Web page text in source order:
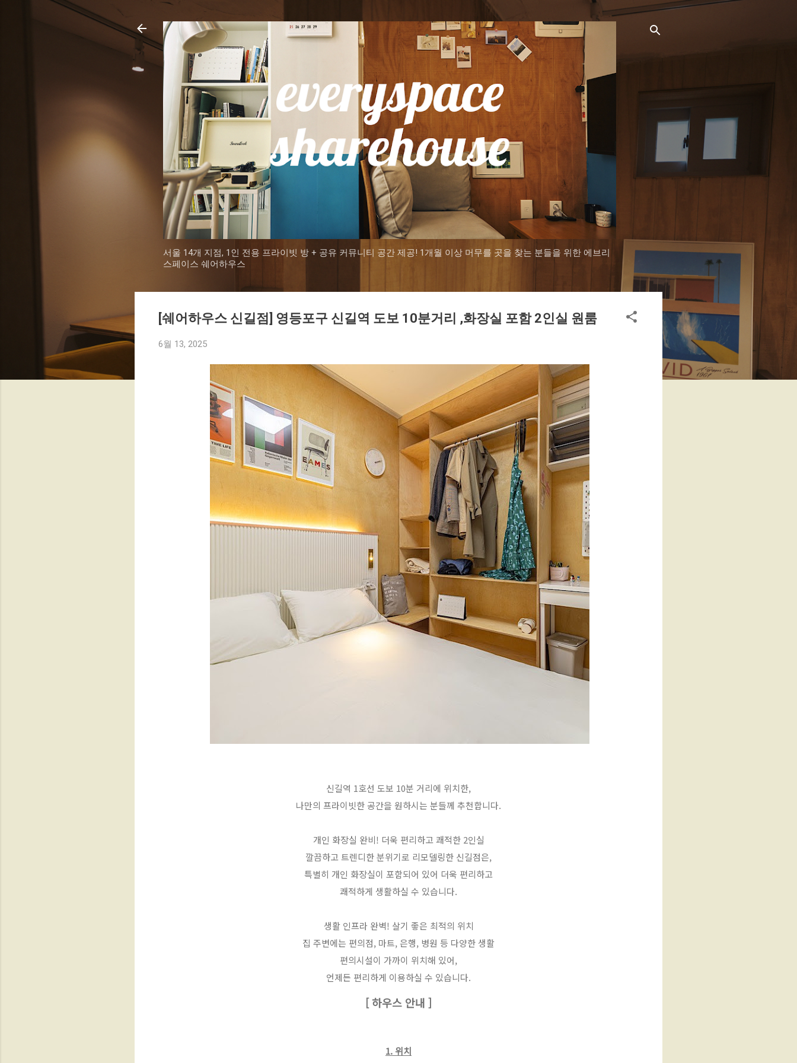
서울 14개 지점, 1인 전용 프라이빗 방 + 공유 커뮤니티 공간 제공! 1개월 이상 머무를 곳을 찾는 분들을 위한 에브리
스페이스 쉐어하우스
[쉐어하우스 신길점] 영등포구 신길역 도보 10분거리 ,화장실 포함 2인실 원룸
6월 13, 2025
신길역 1호선 도보 10분 거리에 위치한,
나만의 프라이빗한 공간을 원하시는 분들께 추천합니다.
개인 화장실 완비! 더욱 편리하고 쾌적한 2인실
깔끔하고 트렌디한 분위기로 리모델링한 신길점은,
특별히 개인 화장실이 포함되어 있어 더욱 편리하고
쾌적하게 생활하실 수 있습니다.
생활 인프라 완벽! 살기 좋은 최적의 위치
집 주변에는 편의점, 마트, 은행, 병원 등 다양한 생활
편의시설이 가까이 위치해 있어,
언제든 편리하게 이용하실 수 있습니다.
[ 하우스 안내 ]
1. 위치